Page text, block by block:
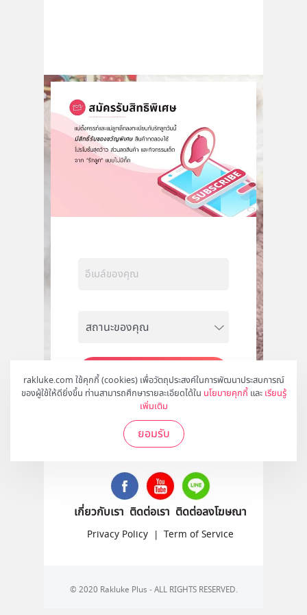
rakluke.com ใช้คุกกี้ (cookies) เพื่อวัตถุประสงค์ในการพัฒนาประสบการณ์
ของผู้ใช้ให้ดียิ่งขึ้น ท่านสามารถศึกษารายละเอียดได้ใน นโยบายคุกกี้ และ เรียนรู้
เพิ่มเติม
ยอมรับ
สมัคร
ติดตามเราได้ที่
เกี่ยวกับเรา ติดต่อเรา ติดต่อลงโฆษณา
Privacy Policy | Term of Service
© 2020 Rakluke Plus - ALL RIGHTS RESERVED.